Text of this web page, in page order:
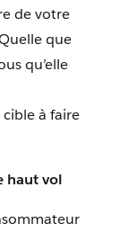
de votre
que
qu’elle
à faire
haut vol